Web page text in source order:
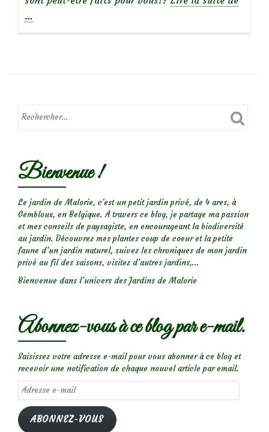
…
Bienvenue !
Le jardin de Malorie, c'est un petit jardin privé, de 4 ares, à
Gembloux, en Belgique. A travers ce blog, je partage ma passion
et mes conseils de paysagiste, en encourageant la biodiversité
au jardin. Découvrez mes plantes coup de coeur et la petite
faune d’un jardin naturel, suivez les chroniques de mon jardin
privé au fil des saisons, visitez d’autres jardins,...
Bienvenue dans l’univers des Jardins de Malorie
Abonnez-vous à ce blog par e-mail.
Saisissez votre adresse e-mail pour vous abonner à ce blog et
recevoir une notification de chaque nouvel article par email.
Adresse
e-
mail
ABONNEZ-VOUS